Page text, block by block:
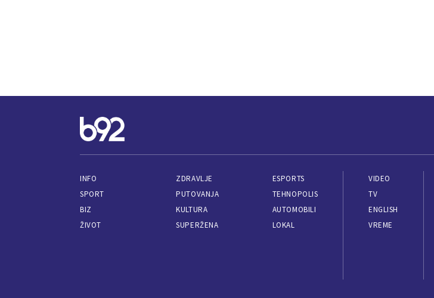
INFO
SPORT
BIZ
ŽIVOT
ZDRAVLJE
PUTOVANJA
KULTURA
SUPERŽENA
ESPORTS
TEHNOPOLIS
AUTOMOBILI
LOKAL
VIDEO
TV
ENGLISH
VREME